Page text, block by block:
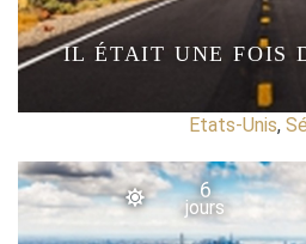
IL ÉTAIT UNE FOIS
Etats-Unis,
6
jours